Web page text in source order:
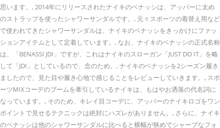
思います。, 2014年にリリースされたナイキのベナッシは、アッパーに太め
のストラップを使ったシャワーサンダルです。, 元々スポーツの着替え用など
で使われてきたシャワーサンダルは、ナイキのベナッシをきっかけにファッ
ションアイテムとして定着しています。, なお、ナイキのベナッシの正式名称
は、「BENASSI JDI」ですが、これはナイキのスローガン「JUST DO IT」を略
して「JDI」としているので、念のため。, ナイキのベナッシを2シーズン履き
ましたので、見た目や履き心地で感じることをレビューしていきます。, スポ
ーツMIXコーデのブームを牽引しているナイキは、もはやお洒落の代名詞に
なっています。, そのため、キレイ目コーデに、アッパーのナイキロゴをワン
ポイントで見せるテクニックは絶対にハズレがありません。, さらに、ナイキ
のベナッシは他のシャワーサンダルに比べると横幅が狭めでシャープなフォ